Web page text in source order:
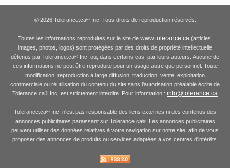
© 2026 Tolerance.ca®Inc. Tous droits de reproduction réservés.
Toutes les informations reproduites sur le site de www.tolerance.ca (articles,
images, photos, logos) sont protégées par des droits de propriété intellectuelle
détenus par Tolerance.ca® Inc. ou, dans certains cas, par leurs auteurs. Aucune de
ces informations ne peut être reproduite pour un usage autre que personnel. Toute
modification, reproduction à large diffusion, traduction, vente, exploitation
commerciale ou réutilisation du contenu du site sans l'autorisation préalable écrite de
Tolerance.ca® Inc. est strictement interdite. Pour information : info@tolerance.ca
Tolerance.ca® Inc. n'est pas responsable des liens externes ni des contenus des
annonces publicitaires paraissant sur Tolerance.ca®. Les annonces publicitaires
peuvent utiliser des données relatives à votre navigation sur notre site, afin de vous
proposer des annonces de produits ou services adaptées à vos centres d'intérêts.